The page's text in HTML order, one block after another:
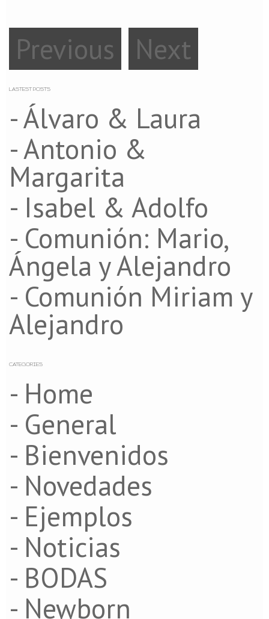
Previous Next
LASTEST POSTS
- Álvaro & Laura
- Antonio &
Margarita
- Isabel & Adolfo
- Comunión: Mario,
Ángela y Alejandro
- Comunión Miriam y
Alejandro
CATEGORIES
- Home
- General
- Bienvenidos
- Novedades
- Ejemplos
- Noticias
- BODAS
- Newborn